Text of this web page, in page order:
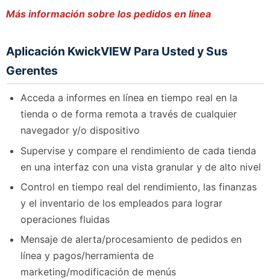
Más información sobre los pedidos en línea
Aplicación KwickVIEW Para Usted y Sus
Gerentes
Acceda a informes en línea en tiempo real en la
tienda o de forma remota a través de cualquier
navegador y/o dispositivo
Supervise y compare el rendimiento de cada tienda
en una interfaz con una vista granular y de alto nivel
Control en tiempo real del rendimiento, las finanzas
y el inventario de los empleados para lograr
operaciones fluidas
Mensaje de alerta/procesamiento de pedidos en
línea y pagos/herramienta de
marketing/modificación de menús